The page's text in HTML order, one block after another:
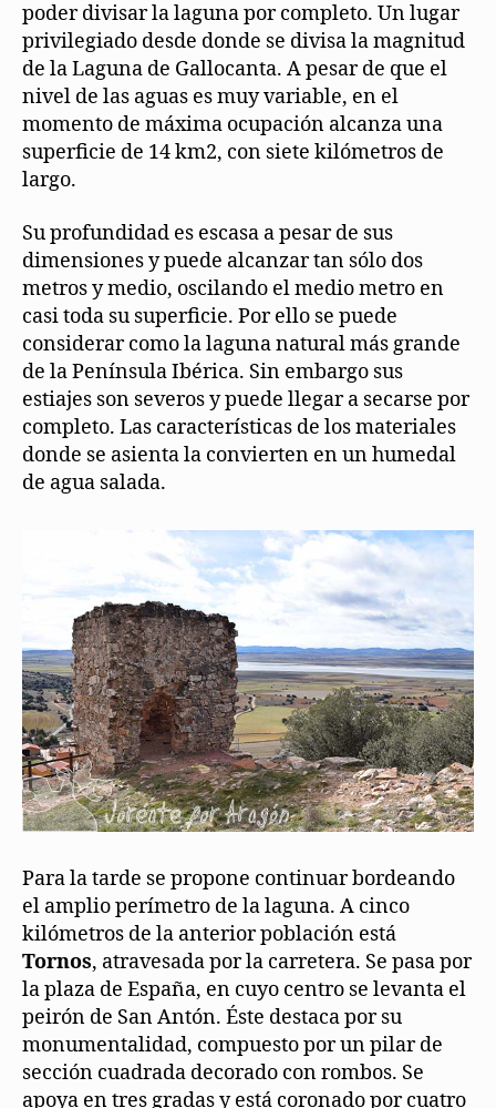
poder divisar la laguna por completo. Un lugar
privilegiado desde donde se divisa la magnitud
de la Laguna de Gallocanta. A pesar de que el
nivel de las aguas es muy variable, en el
momento de máxima ocupación alcanza una
superficie de 14 km2, con siete kilómetros de
largo.
Su profundidad es escasa a pesar de sus
dimensiones y puede alcanzar tan sólo dos
metros y medio, oscilando el medio metro en
casi toda su superficie. Por ello se puede
considerar como la laguna natural más grande
de la Península Ibérica. Sin embargo sus
estiajes son severos y puede llegar a secarse por
completo. Las características de los materiales
donde se asienta la convierten en un humedal
de agua salada.
Para la tarde se propone continuar bordeando
el amplio perímetro de la laguna. A cinco
kilómetros de la anterior población está
Tornos, atravesada por la carretera. Se pasa por
la plaza de España, en cuyo centro se levanta el
peirón de San Antón. Éste destaca por su
monumentalidad, compuesto por un pilar de
sección cuadrada decorado con rombos. Se
apoya en tres gradas y está coronado por cuatro